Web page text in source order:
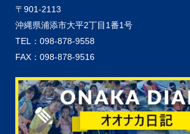
〒901-2113
沖縄県浦添市大平2丁目1番1号
TEL：098-878-9558
FAX：098-878-9516